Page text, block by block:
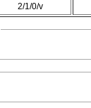
2/1/0/v